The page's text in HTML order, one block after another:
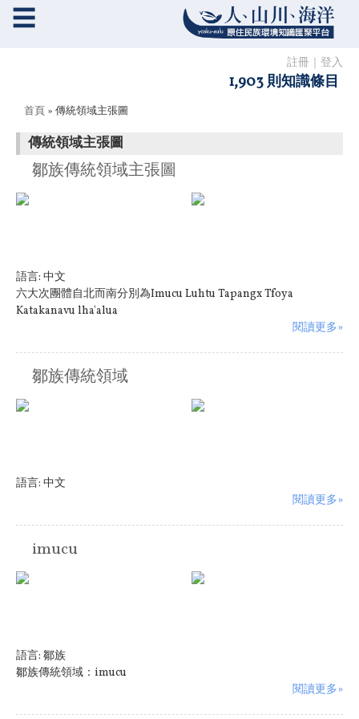
註冊 登入
1,903 則知識條目
☰
您在這裡
首頁 » 傳統領域主張圖
傳統領域主張圖
鄒族傳統領域主張圖
語言: 中文
六大次團體自北而南分別為Imucu Luhtu Tapangx Tfoya
Katakanavu lha'alua
閱讀更多»
鄒族傳統領域
語言: 中文
閱讀更多»
imucu
語言: 鄒族
鄒族傳統領域：imucu
閱讀更多»